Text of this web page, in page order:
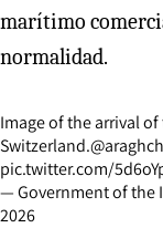
marítimo
normalidad.
Image of the arrival
Switzerland.
pic.twitter.com/
— Government of the
2026